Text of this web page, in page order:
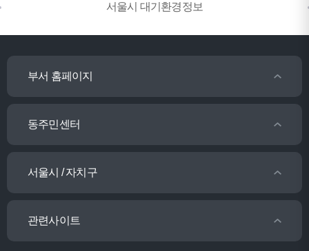
서울시 대기환경정보
부서 홈페이지
동주민센터
서울시 / 자치구
관련사이트